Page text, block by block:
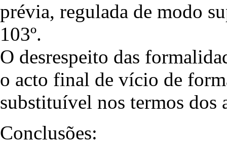
prévia, regulada de modo
103º.
O desrespeito das
o acto final de vício de
substituível nos termos dos
Conclusões: